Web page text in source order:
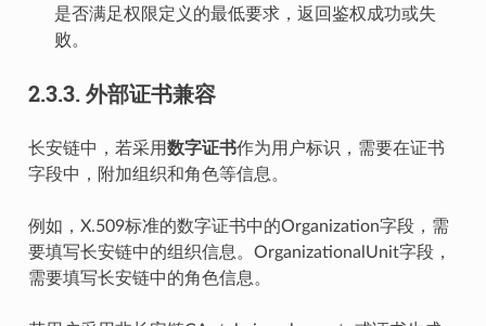
是否满足权限定义的最低要求，返回鉴权成功或失
败。
2.3.3. 外部证书兼容
长安链中，若采用数字证书作为用户标识，需要在证书
字段中，附加组织和角色等信息。
例如，X.509标准的数字证书中的Organization字段，需
要填写长安链中的组织信息。OrganizationalUnit字段，
需要填写长安链中的角色信息。